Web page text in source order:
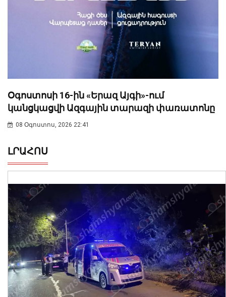
Օգոստոսի 16-ին «Երազ Այգի»-ում
կանցկացվի Ազգային տարազի փառատոնը
08 Օգոստոս, 2026 22:41
ԼՐԱՀՈՍ